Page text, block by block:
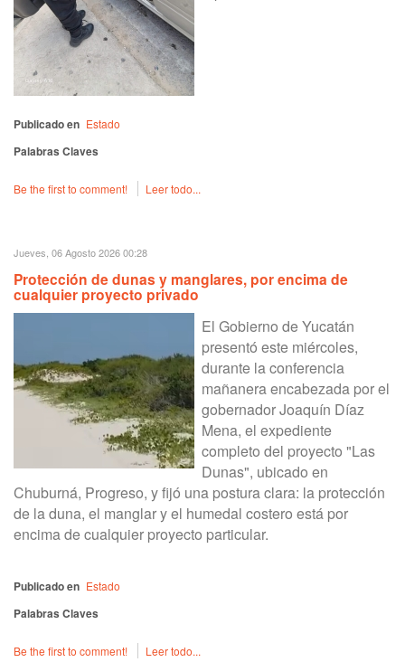
Publicado en Estado
Palabras Claves
Be the first to comment! Leer todo...
Jueves, 06 Agosto 2026 00:28
Protección de dunas y manglares, por encima de
cualquier proyecto privado
El Gobierno de Yucatán
presentó este miércoles,
durante la conferencia
mañanera encabezada por el
gobernador Joaquín Díaz
Mena, el expediente
completo del proyecto "Las
Dunas", ubicado en
Chuburná, Progreso, y fijó una postura clara: la protección
de la duna, el manglar y el humedal costero está por
encima de cualquier proyecto particular.
Publicado en Estado
Palabras Claves
Be the first to comment! Leer todo...